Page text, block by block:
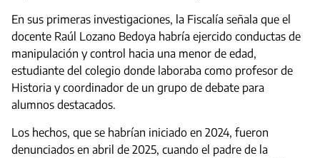
En sus primeras investigaciones, la Fiscalía señala que el
docente Raúl Lozano Bedoya habría ejercido conductas de
manipulación y control hacia una menor de edad,
estudiante del colegio donde laboraba como profesor de
Historia y coordinador de un grupo de debate para
alumnos destacados.
Los hechos, que se habrían iniciado en 2024, fueron
denunciados en abril de 2025, cuando el padre de la